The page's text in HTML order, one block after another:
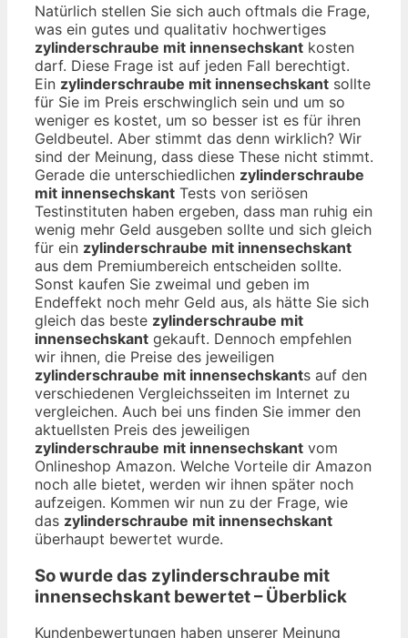
Natürlich stellen Sie sich auch oftmals die Frage,
was ein gutes und qualitativ hochwertiges
zylinderschraube mit innensechskant kosten
darf. Diese Frage ist auf jeden Fall berechtigt.
Ein zylinderschraube mit innensechskant sollte
für Sie im Preis erschwinglich sein und um so
weniger es kostet, um so besser ist es für ihren
Geldbeutel. Aber stimmt das denn wirklich? Wir
sind der Meinung, dass diese These nicht stimmt.
Gerade die unterschiedlichen zylinderschraube
mit innensechskant Tests von seriösen
Testinstituten haben ergeben, dass man ruhig ein
wenig mehr Geld ausgeben sollte und sich gleich
für ein zylinderschraube mit innensechskant
aus dem Premiumbereich entscheiden sollte.
Sonst kaufen Sie zweimal und geben im
Endeffekt noch mehr Geld aus, als hätte Sie sich
gleich das beste zylinderschraube mit
innensechskant gekauft. Dennoch empfehlen
wir ihnen, die Preise des jeweiligen
zylinderschraube mit innensechskants auf den
verschiedenen Vergleichsseiten im Internet zu
vergleichen. Auch bei uns finden Sie immer den
aktuellsten Preis des jeweiligen
zylinderschraube mit innensechskant vom
Onlineshop Amazon. Welche Vorteile dir Amazon
noch alle bietet, werden wir ihnen später noch
aufzeigen. Kommen wir nun zu der Frage, wie
das zylinderschraube mit innensechskant
überhaupt bewertet wurde.
So wurde das zylinderschraube mit
innensechskant bewertet – Überblick
Kundenbewertungen haben unserer Meinung